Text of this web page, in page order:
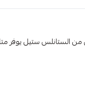
يتميز بنصل من الستانلس